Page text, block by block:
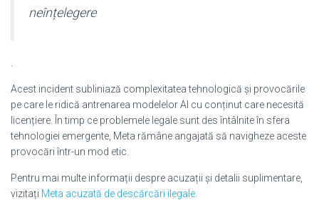
neînțelegere
Acest incident subliniază complexitatea tehnologică și provocările
pe care le ridică antrenarea modelelor AI cu conținut care necesită
licențiere. În timp ce problemele legale sunt des întâlnite în sfera
tehnologiei emergente, Meta rămâne angajată să navigheze aceste
provocări într-un mod etic.
Pentru mai multe informații despre acuzații și detalii suplimentare,
vizitați Meta acuzată de descărcări ilegale